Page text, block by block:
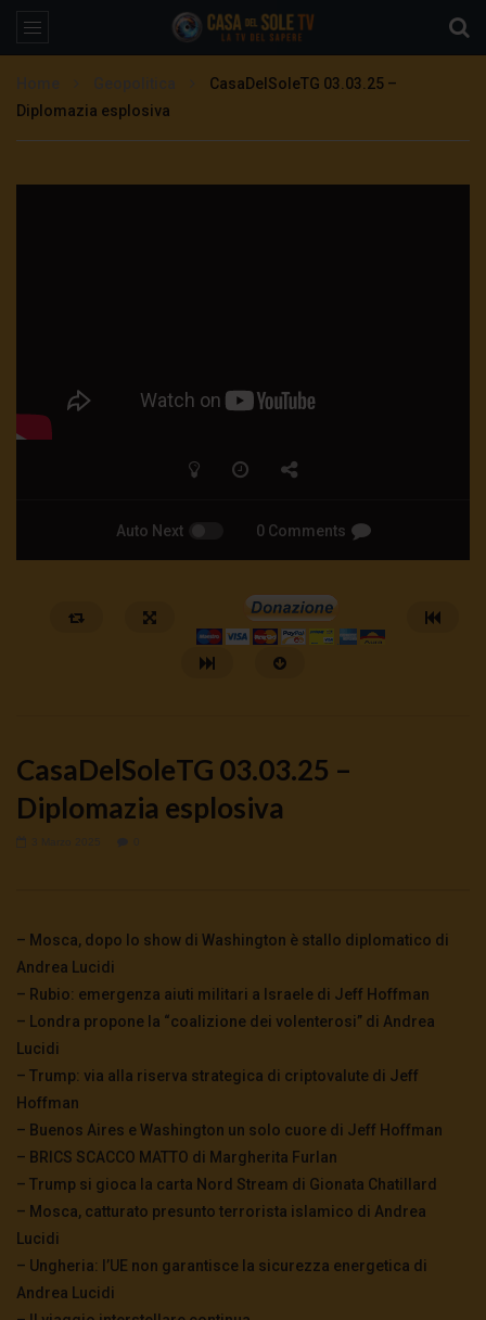
CasaDelSoleTG 03.03.25 –
Diplomazia esplosiva
Auto Next 0 Comments
0
61 0 0
0
283 0
CasaDelSoleTG 03.03.25 –
Diplomazia esplosiva
– Mosca, dopo lo show di Washington è stallo diplomatico di
Andrea Lucidi
– Rubio: emergenza aiuti militari a Israele di Jeff Hoffman
– Londra propone la “coalizione dei volenterosi” di Andrea
Lucidi
– Trump: via alla riserva strategica di criptovalute di Jeff
Hoffman
– Buenos Aires e Washington un solo cuore di Jeff Hoffman
– BRICS SCACCO MATTO di Margherita Furlan
– Trump si gioca la carta Nord Stream di Gionata Chatillard
– Mosca, catturato presunto terrorista islamico di Andrea
Lucidi
– Ungheria: l’UE non garantisce la sicurezza energetica di
Andrea Lucidi